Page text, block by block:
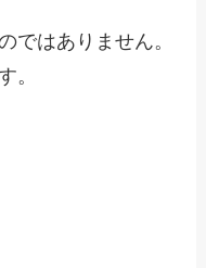
ではありません。
。